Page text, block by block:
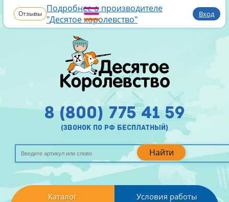
Отзывы Подробнее о производителе
"Десятое королевство"
Вход
Найти
8 (800) 775 41 59
(звонок по рф бесплатный)
Каталог Условия работы